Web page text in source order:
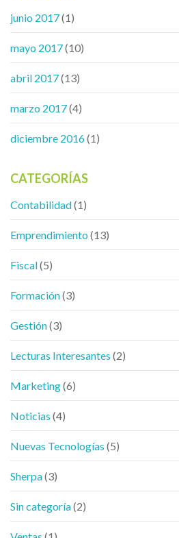
junio 2017(1)
mayo 2017(10)
abril 2017(13)
marzo 2017(4)
diciembre 2016(1)
CATEGORÍAS
Contabilidad(1)
Emprendimiento (13)
Fiscal(5)
Formación(3)
Gestión(3)
Lecturas Interesantes (2)
Marketing(6)
Noticias (4)
Nuevas Tecnologías (5)
Sherpa(3)
Sin categoría(2)